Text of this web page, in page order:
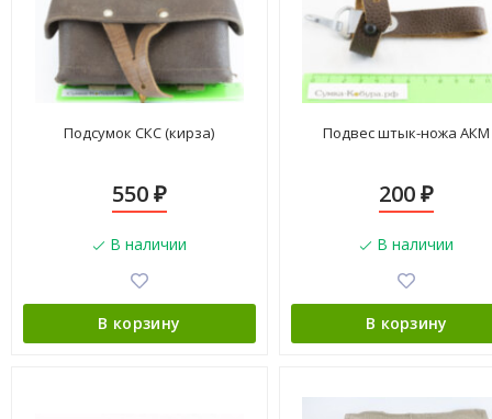
Подсумок СКС (кирза)
550 ₽
В наличии
В корзину
Подвес штык-ножа АКМ
200₽
В наличии
В корзину